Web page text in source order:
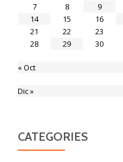
7
8 9
14
15 16
21
22 23
28
29 30
« Oct
Dic »
CATEGORIES